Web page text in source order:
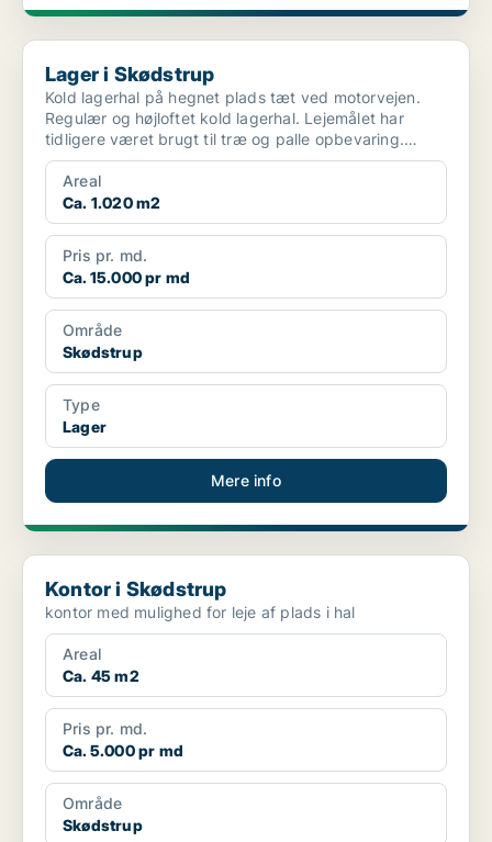
Lager i Skødstrup
Lager i Skødstrup
Kold lagerhal på hegnet plads tæt ved motorvejen.
Regulær og højloftet kold lagerhal. Lejemålet har
tidligere været brugt til træ og palle opbevaring.
Leje...
Areal
Ca. 1.020 m2
Pris pr. md.
Ca. 15.000 pr md
Område
Skødstrup
Type
Lager
Mere info
Kontor i Skødstrup
Kontor i Skødstrup
kontor med mulighed for leje af plads i hal
Areal
Ca. 45 m2
Pris pr. md.
Ca. 5.000 pr md
Område
Skødstrup